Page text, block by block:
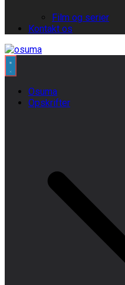
Film og serier
Kontakt os
Osuma
Opskrifter